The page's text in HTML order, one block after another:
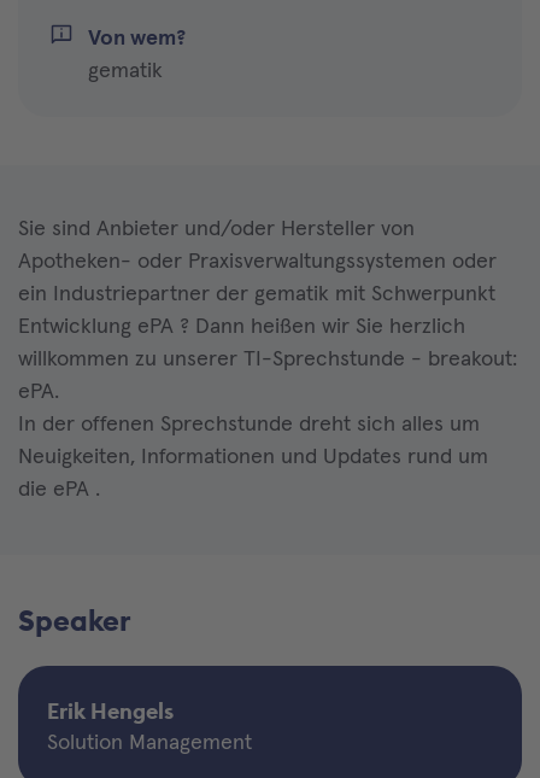
Von wem?
gematik
Sie sind Anbieter und/oder Hersteller von
Apotheken- oder Praxisverwaltungssystemen oder
ein Industriepartner der gematik mit Schwerpunkt
Entwicklung ePA ? Dann heißen wir Sie herzlich
willkommen zu unserer TI-Sprechstunde - breakout:
ePA.
In der offenen Sprechstunde dreht sich alles um
Neuigkeiten, Informationen und Updates rund um
die ePA .
Speaker
Erik Hengels
Solution Management